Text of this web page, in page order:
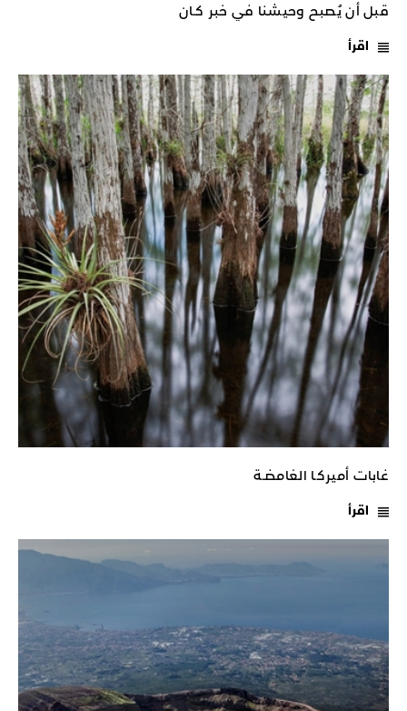
قبل أن يُصبح وحيشنا في خبر كـان
اقرأ
غابات أميركـا الغامضـة
اقرأ